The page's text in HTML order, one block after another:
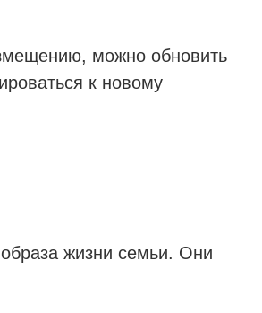
можно обновить
к новому
жизни семьи. Они